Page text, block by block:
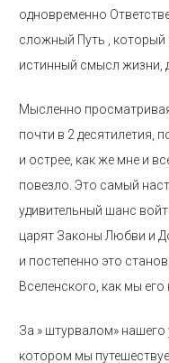
одновременно
сложный Путь , который
истинный смысл жизни,
Мысленно
почти в 2 десятилетия,
и острее, как же мне и
повезло. Это самый
удивительный шанс
царят Законы Любви и
и постепенно это
Вселенского, как мы его
За » штурвалом» нашего
котором мы